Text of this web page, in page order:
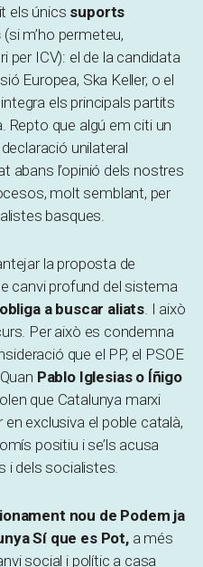
els únics suports
(si m’ho permeteu,
per ICV): el de la candidata
Europea, Ska Keller, o el
els principals partits
Repto que algú em citi un
unilateral
abans l’opinió dels nostres
molt semblant, per
basques.
la proposta de
canvi profund del sistema
obliga a buscar aliats. I això
Per això es condemna
que el PP, el PSOE
Pablo Iglesias o Íñigo
que Catalunya marxi
exclusiva el poble català,
positiu i se’ls acusa
i dels socialistes.
nou de Podem ja
Sí que es Pot,a més
social i polític a casa